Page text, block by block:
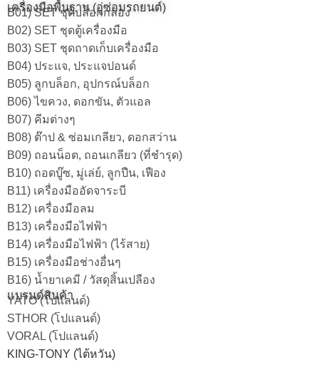
เครื่องมือพื้นฐาน (อู่ซ่อมรถยนต์)
B01) SET ชุดบล็อกกล่อง
B02) SET ชุดตู้เครื่องมือ
B03) SET ชุดถาดเก็บเครื่องมือ
B04) ประแจ, ประแจปอนด์
B05) ลูกบล็อก, อุปกรณ์บล็อก
B06) ไขควง, ดอกขัน, ตัวแอล
B07) คีมต่างๆ
B08) ต๊าป & ซ่อมเกลียว, ดอกสว่าน
B09) ถอนน็อต, ถอนเกลียว (ที่ชำรุด)
B10) ถอดบู๊ซ, มู่เล่ย์, ลูกปืน, เฟือง
B11) เครื่องมืออัดจาระบี
B12) เครื่องมือลม
B13) เครื่องมือไฟฟ้า
B14) เครื่องมือไฟฟ้า (ไร้สาย)
B15) เครื่องมือช่างอื่นๆ
B16) น้ำยาเคมี / วัสดุสิ้นเปลือง
แบรนด์สินค้า
YATO (โปแลนด์)
STHOR (โปแลนด์)
VORAL (โปแลนด์)
KING-TONY (ไต้หวัน)